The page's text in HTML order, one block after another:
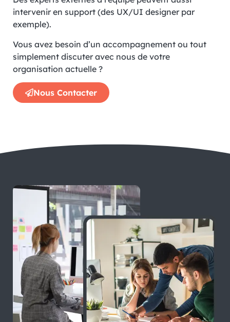
intervenir en support (des UX/UI designer par
exemple).
Vous avez besoin d’un accompagnement ou tout
simplement discuter avec nous de votre
organisation actuelle ?
Nous Contacter